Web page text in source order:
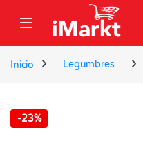
Inicio Legumbres
-23%